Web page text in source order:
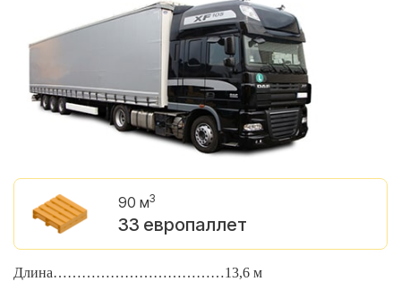
90 м3
33 европаллет
Длина………………………………13,6 м